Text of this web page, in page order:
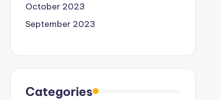
October 2023
September 2023
Categories